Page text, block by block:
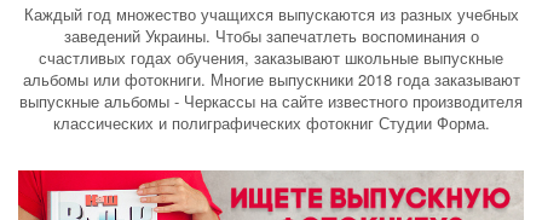
Каждый год множество учащихся выпускаются из разных учебных
заведений Украины. Чтобы запечатлеть воспоминания о
счастливых годах обучения, заказывают школьные выпускные
альбомы или фотокниги. Многие выпускники 2018 года заказывают
выпускные альбомы - Черкассы на сайте известного производителя
классических и полиграфических фотокниг Студии Форма.